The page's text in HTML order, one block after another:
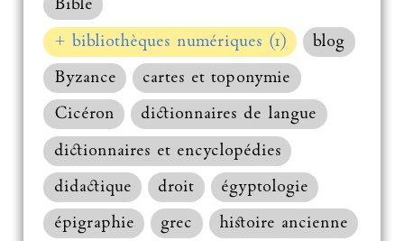
Bible
+ bibliothèques numériques (1)
blog
Byzance
cartes et toponymie
Cicéron
dictionnaires de langue
dictionnaires et encyclopédies
didactique
droit
égyptologie
épigraphie
grec
histoire ancienne